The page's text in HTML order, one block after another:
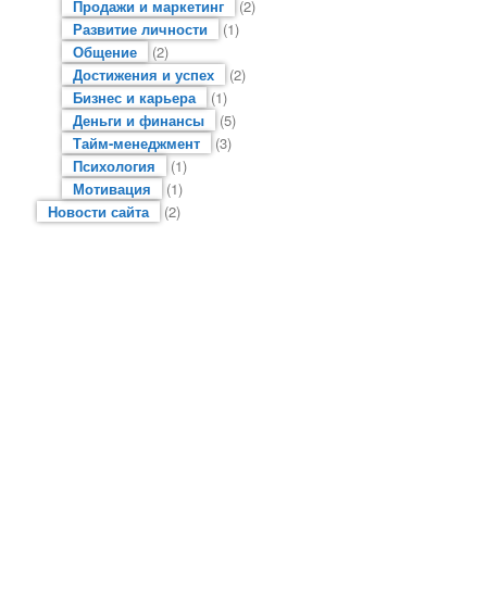
Продажи и маркетинг
(2)
Развитие личности
(1)
Общение
(2)
Достижения и успех
(2)
Бизнес и карьера
(1)
Деньги и финансы
(5)
Тайм-менеджмент
(3)
Психология
(1)
Мотивация
(1)
Новости сайта
(2)